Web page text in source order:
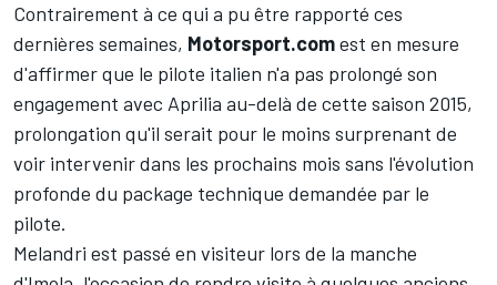
Contrairement à ce qui a pu être rapporté ces
dernières semaines, Motorsport.comest en mesure
d'affirmer que le pilote italien n'a pas prolongé son
engagement avec Aprilia au-delà de cette saison 2015,
prolongation qu'il serait pour le moins surprenant de
voir intervenir dans les prochains mois sans l'évolution
profonde du package technique demandée par le
pilote.
Melandri est passé en visiteur lors de la manche